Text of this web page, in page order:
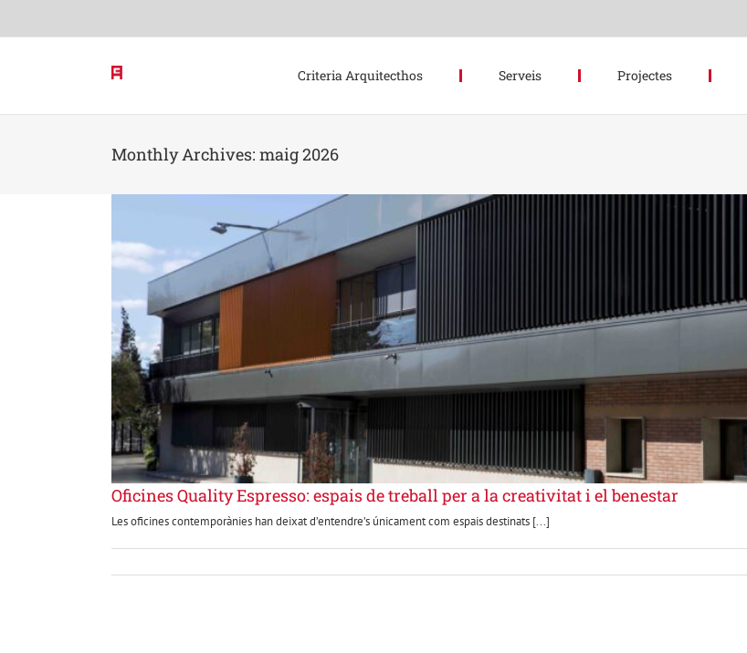
content
Criteria Arquitecthos Serveis Projectes
Monthly Archives: maig 2026
Oficines Quality Espresso: espais de treball per a la creativitat i el benestar
Les oficines contemporànies han deixat d’entendre’s únicament com espais destinats [...]